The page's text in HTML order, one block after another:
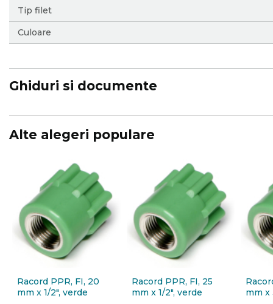
Tip filet
Culoare
Ghiduri si documente
Alte alegeri populare
Racord PPR, FI, 20
mm x 1/2", verde
Racord PPR, FI, 25
mm x 1/2", verde
mm x